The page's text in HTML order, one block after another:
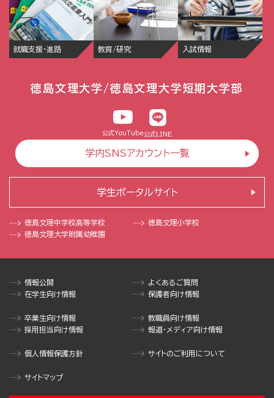
就職支援・進路 教育/研究 入試情報
徳島文理大学/徳島文理大学短期大学部
公式YouTube公式LINE
学内SNSアカウント一覧
徳島文理中学校高等学校
徳島文理小学校
徳島文理大学附属幼稚園
学生ポータルサイト
情報公開
よくあるご質問
在学生向け情報
保護者向け情報
卒業生向け情報
教職員向け情報
採用担当向け情報
報道・メディア向け情報
個人情報保護方針 サイトのご利用について
サイトマップ